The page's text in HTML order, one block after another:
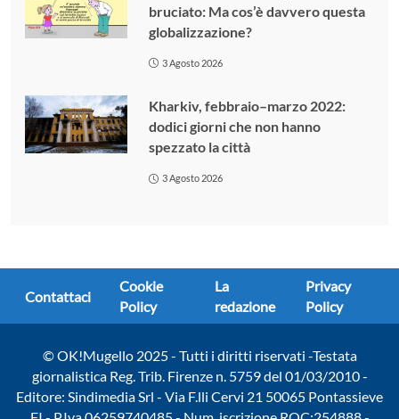
bruciato: Ma cos’è davvero questa
globalizzazione?
3 Agosto 2026
Kharkiv, febbraio–marzo 2022:
dodici giorni che non hanno
spezzato la città
3 Agosto 2026
Contattaci
Cookie
Policy
La
redazione
Privacy
Policy
© OK!Mugello 2025 - Tutti i diritti riservati -Testata
giornalistica Reg. Trib. Firenze n. 5759 del 01/03/2010 -
Editore: Sindimedia Srl - Via F.lli Cervi 21 50065 Pontassieve